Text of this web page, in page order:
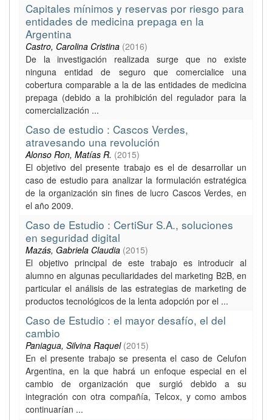
Capitales mínimos y reservas por riesgo para
entidades de medicina prepaga en la
Argentina
Castro, Carolina Cristina (2016)
De la investigación realizada surge que no existe
ninguna entidad de seguro que comercialice una
cobertura comparable a la de las entidades de medicina
prepaga (debido a la prohibición del regulador para la
comercialización ...
Caso de estudio : Cascos Verdes,
atravesando una revolución
Alonso Ron, Matías R. (2015)
El objetivo del presente trabajo es el de desarrollar un
caso de estudio para analizar la formulación estratégica
de la organización sin fines de lucro Cascos Verdes, en
el año 2009.
Caso de Estudio : CertiSur S.A., soluciones
en seguridad digital
Mazás, Gabriela Claudia (2015)
El objetivo principal de este trabajo es introducir al
alumno en algunas peculiaridades del marketing B2B, en
particular el análisis de las estrategias de marketing de
productos tecnológicos de la lenta adopción por el ...
Caso de Estudio : el mayor desafío, el del
cambio
Paniagua, Silvina Raquel (2015)
En el presente trabajo se presenta el caso de Celufon
Argentina, en la que habrá un enfoque especial en el
cambio de organización que surgió debido a su
integración con otra compañía, Telcox, y como ambos
continuarían ...